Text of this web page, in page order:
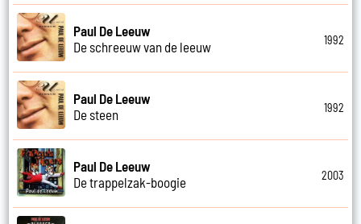
Paul De Leeuw
De schreeuw van de leeuw
1992
Paul De Leeuw
De steen
1992
Paul De Leeuw
De trappelzak-boogie
2003